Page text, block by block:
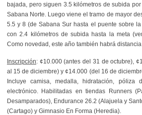
bajada, pero siguen 3.5 kilómetros de subida
Sabana Norte. Luego viene el tramo de mayor
5.5 y 8 (de Sabana Sur hasta el puente sobre
con 2.4 kilómetros de subida hasta la meta
Como novedad, este año también habrá
Inscripción: ¢10.000 (antes del 31 de octubre),
al 15 de diciembre) y ¢14.000 (del 16 de
Incluye camisa, medalla, hidratación, póliza
electrónico. Habilitadas en tiendas Runners
Desamparados), Endurance 26.2 (Alajuela y
(Cartago) y Gimnasio En Forma (Heredia).